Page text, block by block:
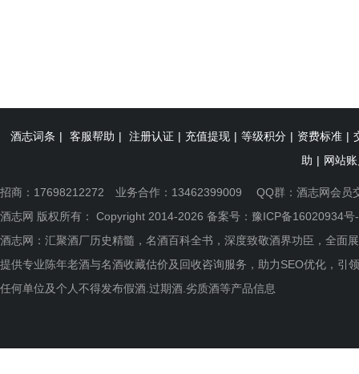
酒志词条 | 客服帮助 | 注册认证 | 充值提现 | 等级积分 | 资费标准 |
助 | 网站
招商：17698212272 业务合作：13462399009 QQ群： 酒志网会员
酒志网 版权所有： Copyright 2014-2026 备案号： 豫ICP备16020934号
酒志网：汇聚酒厂历史精髓，名酒百科全书，深度致敬酒界功臣，全面
提供专业陈年老酒与名酒收藏估价及回收咨询服务，助力SEO优化，引
任何单位及个人不得发布假酒.过期酒.劣质酒等产品信息